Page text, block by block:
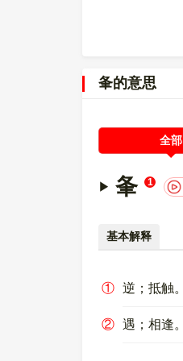
夆的意思
全部
夆 1
基本解释
① 逆；抵触。
② 遇；相逢。